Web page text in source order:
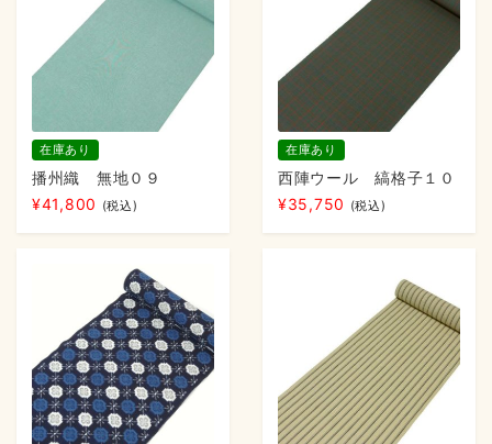
在庫あり
播州織 無地０９
¥41,800 (税込)
在庫あり
西陣ウール 縞格子１０
¥35,750 (税込)